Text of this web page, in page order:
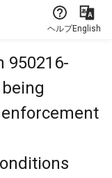
ヘルプEnglish
950216-